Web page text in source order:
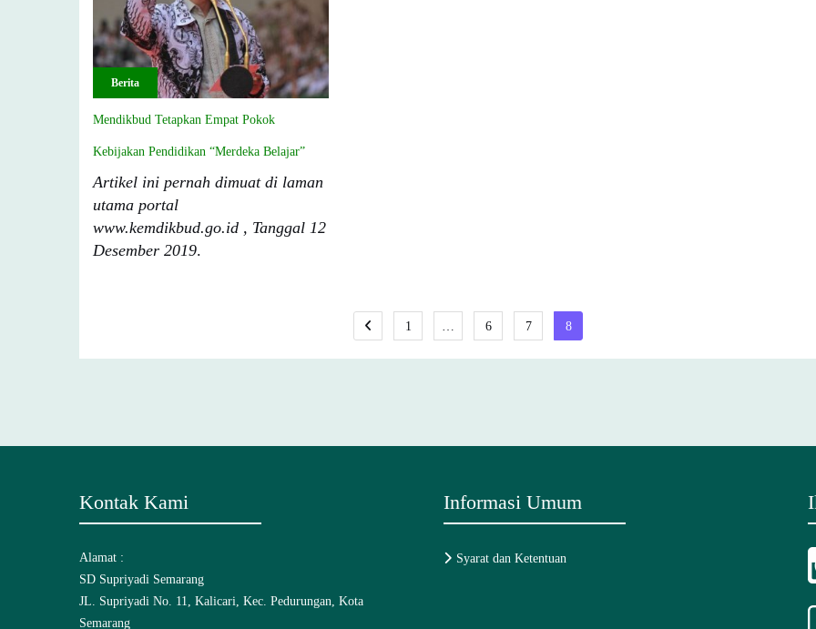
Berita
Mendikbud Tetapkan Empat Pokok
Kebijakan Pendidikan “Merdeka Belajar”
Artikel ini pernah dimuat di laman
utama portal
www.kemdikbud.go.id , Tanggal 12
Desember 2019.
Posts
1 6 7 8
Kontak Kami
Alamat :
SD Supriyadi Semarang
JL. Supriyadi No. 11, Kalicari, Kec. Pedurungan, Kota
Semarang
Informasi Umum
Syarat dan Ketentuan